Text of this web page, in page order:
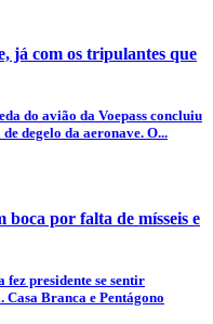
já com os tripulantes que
do avião da Voepass concluiu
degelo da aeronave. O...
por falta de mísseis e
fez presidente se sentir
Casa Branca e Pentágono